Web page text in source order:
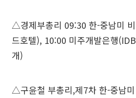
△경제부총리 09:30 한-중남미
드호텔), 10:00 미주개발은행
개)
△구윤철 부총리,제7차 한-중남